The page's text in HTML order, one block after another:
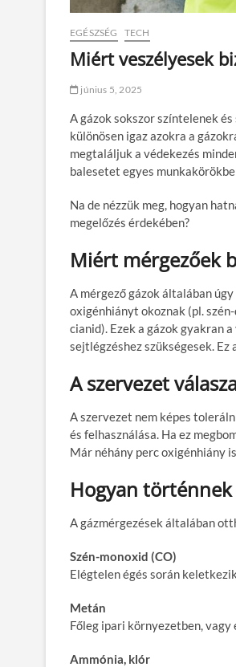
EGÉSZSÉG TECH
Miért veszélyesek
június 5, 2025
A gázok sokszor színtelenek
különösen igaz azokra a
megtaláljuk a védekezés
balesetet egyes
Na de nézzük meg, hogyan
megelőzés érdekében?
Miért mérgezőek
A mérgező gázok általában
oxigénhiányt okoznak (pl.
cianid). Ezek a gázok gyakran
sejtlégzéshez szükségesek. Ez
A szervezet
A szervezet nem képes
és felhasználása. Ha ez
Már néhány perc oxigénhiány
Hogyan történnek
A gázmérgezések általában
Szén-monoxid (CO)
Elégtelen égés során
Metán
Főleg ipari környezetben,
Ammónia, klór